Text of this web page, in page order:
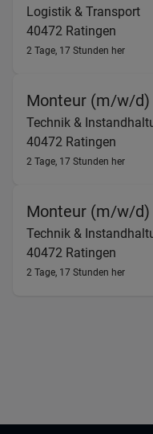
Logistik & Transport
40472 Ratingen
2 Tage, 17 Stunden her
Monteur (m/w/d)
Technik &
40472 Ratingen
2 Tage, 17 Stunden her
Monteur (m/w/d)
Technik &
40472 Ratingen
2 Tage, 17 Stunden her